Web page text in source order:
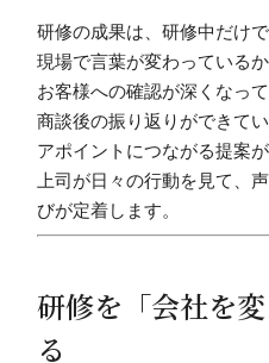
研修の成果は、研修中だけ
現場で言葉が変わっているか
お客様への確認が深くなって
商談後の振り返りができてい
アポイントにつながる提案
上司が日々の行動を見て、
びが定着します。
研修を「会社を
る